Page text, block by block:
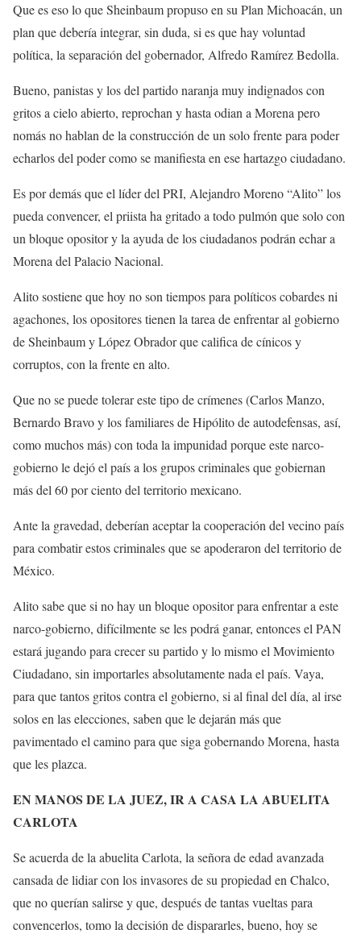
Que es eso lo que Sheinbaum propuso en su Plan Michoacán, un
plan que debería integrar, sin duda, si es que hay voluntad
política, la separación del gobernador, Alfredo Ramírez Bedolla.
Bueno, panistas y los del partido naranja muy indignados con
gritos a cielo abierto, reprochan y hasta odian a Morena pero
nomás no hablan de la construcción de un solo frente para poder
echarlos del poder como se manifiesta en ese hartazgo ciudadano.
Es por demás que el líder del PRI, Alejandro Moreno “Alito” los
pueda convencer, el priista ha gritado a todo pulmón que solo con
un bloque opositor y la ayuda de los ciudadanos podrán echar a
Morena del Palacio Nacional.
Alito sostiene que hoy no son tiempos para políticos cobardes ni
agachones, los opositores tienen la tarea de enfrentar al gobierno
de Sheinbaum y López Obrador que califica de cínicos y
corruptos, con la frente en alto.
Que no se puede tolerar este tipo de crímenes (Carlos Manzo,
Bernardo Bravo y los familiares de Hipólito de autodefensas, así,
como muchos más) con toda la impunidad porque este narco-
gobierno le dejó el país a los grupos criminales que gobiernan
más del 60 por ciento del territorio mexicano.
Ante la gravedad, deberían aceptar la cooperación del vecino país
para combatir estos criminales que se apoderaron del territorio de
México.
Alito sabe que si no hay un bloque opositor para enfrentar a este
narco-gobierno, difícilmente se les podrá ganar, entonces el PAN
estará jugando para crecer su partido y lo mismo el Movimiento
Ciudadano, sin importarles absolutamente nada el país. Vaya,
para que tantos gritos contra el gobierno, si al final del día, al irse
solos en las elecciones, saben que le dejarán más que
pavimentado el camino para que siga gobernando Morena, hasta
que les plazca.
EN MANOS DE LA JUEZ, IR A CASA LA ABUELITA
CARLOTA
Se acuerda de la abuelita Carlota, la señora de edad avanzada
cansada de lidiar con los invasores de su propiedad en Chalco,
que no querían salirse y que, después de tantas vueltas para
convencerlos, tomo la decisión de dispararles, bueno, hoy se